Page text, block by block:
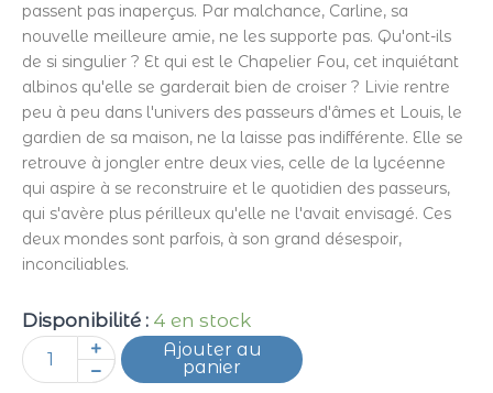
passent pas inaperçus. Par malchance, Carline, sa
nouvelle meilleure amie, ne les supporte pas. Qu'ont-ils
de si singulier ? Et qui est le Chapelier Fou, cet inquiétant
albinos qu'elle se garderait bien de croiser ? Livie rentre
peu à peu dans l'univers des passeurs d'âmes et Louis, le
gardien de sa maison, ne la laisse pas indifférente. Elle se
retrouve à jongler entre deux vies, celle de la lycéenne
qui aspire à se reconstruire et le quotidien des passeurs,
qui s'avère plus périlleux qu'elle ne l'avait envisagé. Ces
deux mondes sont parfois, à son grand désespoir,
inconciliables.
Disponibilité : 4 en stock
quantité
de
Livie
Morevi
Ajouter au
panier